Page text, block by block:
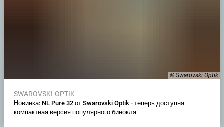
© Swarovski Optik
SWAROVSKI-OPTIK
Новинка: NL Pure 32 от Swarovski Optik - теперь доступна
компактная версия популярного бинокля